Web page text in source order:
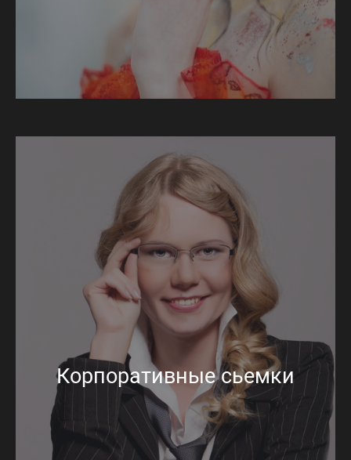
Корпоративные сьемки